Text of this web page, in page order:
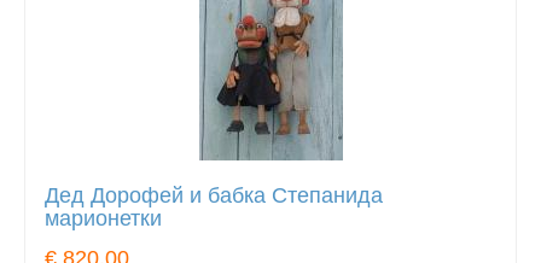
Дед Дорофей и бабка Степанида
марионетки
€ 820.00